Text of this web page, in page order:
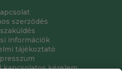
szerződés
információk
tájékoztató
kapcsolatos kérelem